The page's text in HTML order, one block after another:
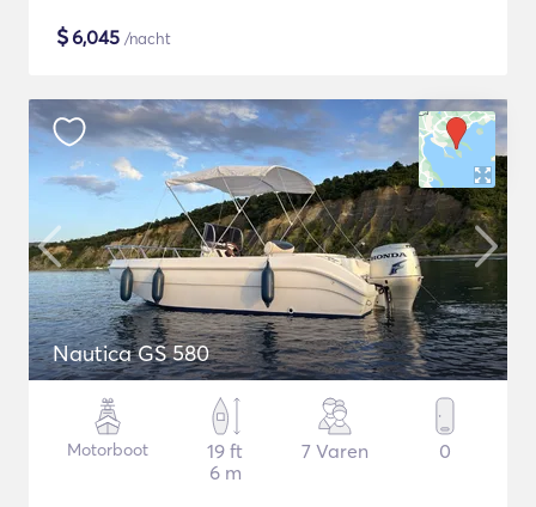
$6,045 /nacht
Nautica GS 580
Motorboot
19 ft
6 m
7 Varen 0